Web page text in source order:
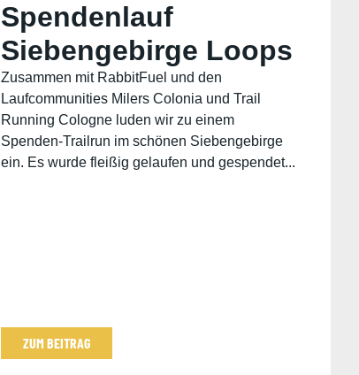
Spendenlauf
Siebengebirge Loops
Zusammen mit RabbitFuel und den
Laufcommunities Milers Colonia und Trail
Running Cologne luden wir zu einem
Spenden-Trailrun im schönen Siebengebirge
ein. Es wurde fleißig gelaufen und gespendet...
ZUM BEITRAG